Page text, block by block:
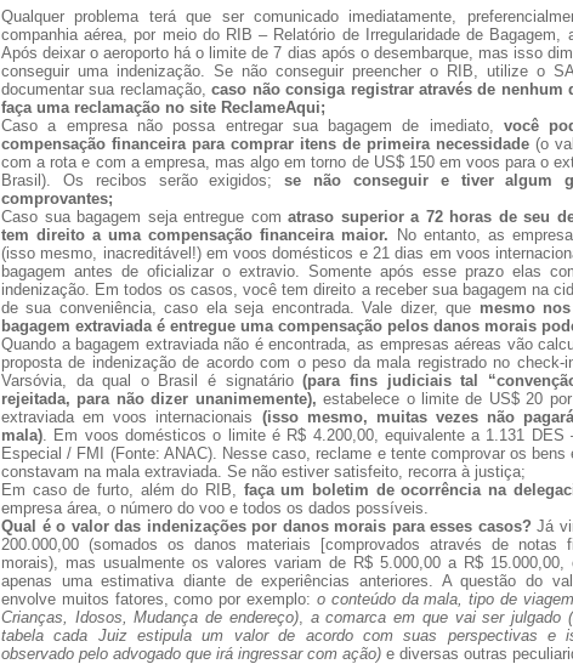
Qualquer problema terá que ser comunicado imediatamente,
companhia aérea, por meio do RIB – Relatório de Irregularidade de Bagagem,
Após deixar o aeroporto há o limite de 7 dias após o desembarque, mas isso
conseguir uma indenização. Se não conseguir preencher o RIB, utilize o
documentar sua reclamação,caso não consiga registrar através de nenhum
faça uma reclamação no site ReclameAqui;
Caso a empresa não possa entregar sua bagagem de imediato,você
compensação financeira para comprar itens de primeira necessidade (o
com a rota e com a empresa, mas algo em torno de US$ 150 em voos para o
Brasil). Os recibos serão exigidos;se não conseguir e tiver algum
comprovantes;
Caso sua bagagem seja entregue com atraso superior a 72 horas de seu
tem direito a uma compensação financeira maior. No entanto, as
(isso mesmo, inacreditável!) em voos domésticos e 21 dias em voos
bagagem antes de oficializar o extravio. Somente após esse prazo elas
indenização. Em todos os casos, você tem direito a receber sua bagagem na
de sua conveniência, caso ela seja encontrada. Vale dizer, que mesmo
bagagem extraviada é entregue uma compensação pelos danos morais
Quando a bagagem extraviada não é encontrada, as empresas aéreas vão
proposta de indenização de acordo com o peso da mala registrado no check-
Varsóvia, da qual o Brasil é signatário(para fins judiciais tal
rejeitada, para não dizer unanimemente),estabelece o limite de US$ 20
extraviada em voos internacionais (isso mesmo, muitas vezes não
mala) . Em voos domésticos o limite é R$ 4.200,00, equivalente a 1.131 DES
Especial / FMI (Fonte: ANAC). Nesse caso, reclame e tente comprovar os bens
constavam na mala extraviada. Se não estiver satisfeito, recorra à justiça;
Em caso de furto, além do RIB, faça um boletim de ocorrência na
empresa área, o número do voo e todos os dados possíveis.
Qual é o valor das indenizações por danos morais para esses casos? Já
200.000,00 (somados os danos materiais [comprovados através de notas
morais), mas usualmente os valores variam de R$ 5.000,00 a R$
apenas uma estimativa diante de experiências anteriores. A questão do
envolve muitos fatores, como por exemplo: o conteúdo da mala, tipo de
Crianças, Idosos, Mudança de endereço), a comarca em que vai ser julgado
tabela cada Juiz estipula um valor de acordo com suas perspectivas e
observado pelo advogado que irá ingressar com ação) e diversas outras